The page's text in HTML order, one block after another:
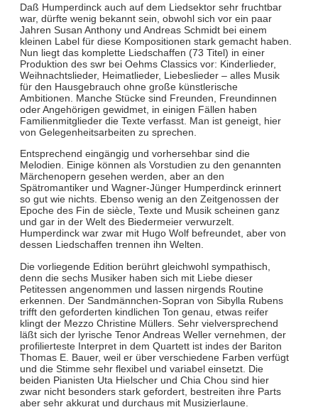
Daß Humperdinck auch auf dem Liedsektor sehr fruchtbar
war, dürfte wenig bekannt sein, obwohl sich vor ein paar
Jahren Susan Anthony und Andreas Schmidt bei einem
kleinen Label für diese Kompositionen stark gemacht haben.
Nun liegt das komplette Liedschaffen (73 Titel) in einer
Produktion des swr bei Oehms Classics vor: Kinderlieder,
Weihnachtslieder, Heimatlieder, Liebeslieder – alles Musik
für den Hausgebrauch ohne große künstlerische
Ambitionen. Manche Stücke sind Freunden, Freundinnen
oder Angehörigen gewidmet, in einigen Fällen haben
Familienmitglieder die Texte verfasst. Man ist geneigt, hier
von Gelegenheitsarbeiten zu sprechen.
Entsprechend eingängig und vorhersehbar sind die
Melodien. Einige können als Vorstudien zu den genannten
Märchenopern gesehen werden, aber an den
Spätromantiker und Wagner-Jünger Humperdinck erinnert
so gut wie nichts. Ebenso wenig an den Zeitgenossen der
Epoche des Fin de siècle, Texte und Musik scheinen ganz
und gar in der Welt des Biedermeier verwurzelt.
Humperdinck war zwar mit Hugo Wolf befreundet, aber von
dessen Liedschaffen trennen ihn Welten.
Die vorliegende Edition berührt gleichwohl sympathisch,
denn die sechs Musiker haben sich mit Liebe dieser
Petitessen angenommen und lassen nirgends Routine
erkennen. Der Sandmännchen-Sopran von Sibylla Rubens
trifft den geforderten kindlichen Ton genau, etwas reifer
klingt der Mezzo Christine Müllers. Sehr vielversprechend
läßt sich der lyrische Tenor Andreas Weller vernehmen, der
profilierteste Interpret in dem Quartett ist indes der Bariton
Thomas E. Bauer, weil er über verschiedene Farben verfügt
und die Stimme sehr flexibel und variabel einsetzt. Die
beiden Pianisten Uta Hielscher und Chia Chou sind hier
zwar nicht besonders stark gefordert, bestreiten ihre Parts
aber sehr akkurat und durchaus mit Musizierlaune.